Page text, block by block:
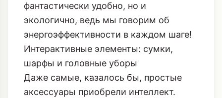
фантастически удобно, но и
экологично, ведь мы говорим об
энергоэффективности в каждом шаге!
Интерактивные элементы: сумки,
шарфы и головные уборы
Даже самые, казалось бы, простые
аксессуары приобрели интеллект.